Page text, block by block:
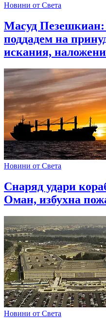
Новини от Света
Масуд Пезешкиан:
поддадем на
искания,
Новини от Света
Снаряд удари
Оман, избухна
Новини от Света